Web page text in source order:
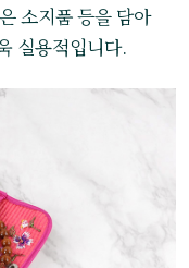
소지품 등을 담아
실용적입니다.